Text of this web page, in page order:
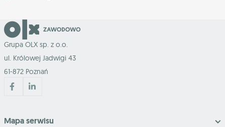
Grupa OLX sp. z o.o.
ul. Królowej Jadwigi 43
61-872 Poznań
Mapa serwisu